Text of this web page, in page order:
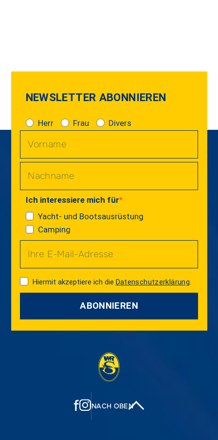
NEWSLETTER ABONNIEREN
Herr Frau Divers
Ich interessiere mich für
Yacht- und Bootsausrüstung
Camping
Hiermit akzeptiere ich die Datenschutzerklärung.
ABONNIEREN
f NACH OBEN